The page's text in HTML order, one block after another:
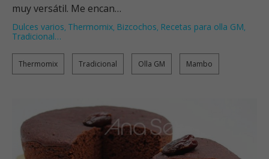
muy versátil. Me encan…
Dulces varios, Thermomix, Bizcochos, Recetas para olla GM,
Tradicional…
Thermomix Tradicional Olla GM Mambo